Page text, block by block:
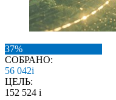
37%
СОБРАНО:
56 042i
ЦЕЛЬ:
152 524 i